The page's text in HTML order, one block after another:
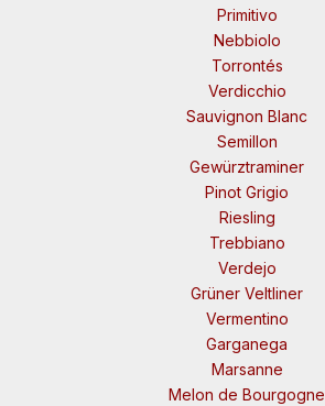
Primitivo
Nebbiolo
Torrontés
Verdicchio
Sauvignon Blanc
Semillon
Gewürztraminer
Pinot Grigio
Riesling
Trebbiano
Verdejo
Grüner Veltliner
Vermentino
Garganega
Marsanne
Melon de Bourgogne